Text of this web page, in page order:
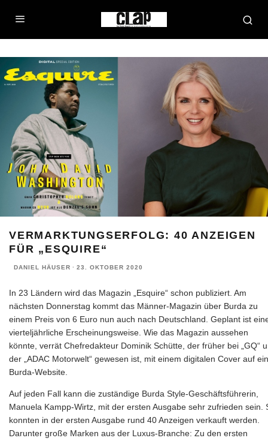
VERMARKTUNGSERFOLG: 40 ANZEIGEN
FÜR „ESQUIRE“
DANIEL HÄUSER · 23. OKTOBER 2020
In 23 Ländern wird das Magazin „Esquire“ schon publiziert. Am
nächsten Donnerstag kommt das Männer-Magazin über Burda zu
einem Preis von 6 Euro nun auch nach Deutschland. Geplant ist
vierteljährliche Erscheinungsweise. Wie das Magazin aussehen
könnte, verrät Chefredakteur Dominik Schütte, der früher bei „GQ“
der „ADAC Motorwelt“ gewesen ist, mit einem digitalen Cover auf
Burda-Website.
Auf jeden Fall kann die zuständige Burda Style-Geschäftsführerin,
Manuela Kampp-Wirtz, mit der ersten Ausgabe sehr zufrieden sein.
konnten in der ersten Ausgabe rund 40 Anzeigen verkauft werden.
Darunter große Marken aus der Luxus-Branche: Zu den ersten